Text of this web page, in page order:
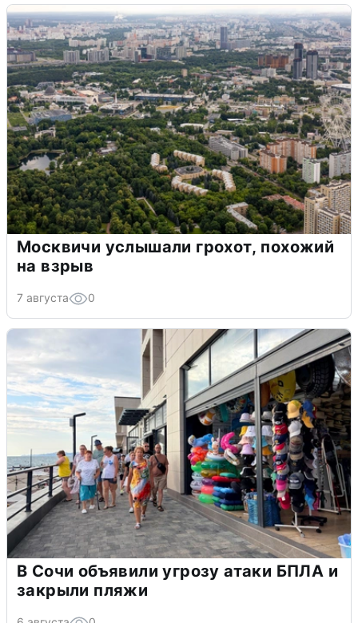
Москвичи услышали грохот, похожий
на взрыв
7 августа 0
В Сочи объявили угрозу атаки БПЛА и
закрыли пляжи